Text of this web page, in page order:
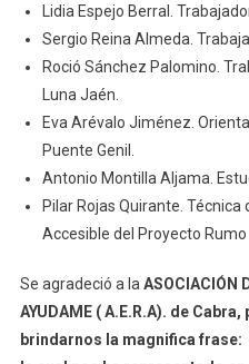
Lidia Espejo Berral.
Sergio Reina Almeda.
Roció Sánchez Palomino.
Luna Jaén.
Eva Arévalo Jiménez.
Puente Genil.
Antonio Montilla Aljama.
Pilar Rojas Quirante.
Accesible del Proyecto Rumo
Se agradeció a la ASOCIACIÓN
AYUDAME ( A.E.R.A). de Cabra,
brindarnos la magnifica